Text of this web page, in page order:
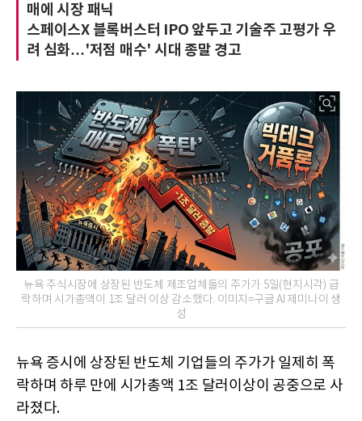
매에 시장 패닉
스페이스X 블록버스터 IPO 앞두고 기술주 고평가 우
려 심화…'저점 매수' 시대 종말 경고
뉴욕 주식시장에 상장된 반도체 제조업체들의 주가가 5일(현지시각) 급
락하며 시가총액이 1조 달러 이상 감소했다. 이미지=구글 AI 제미나이 생
성
뉴욕 증시에 상장된 반도체 기업들의 주가가 일제히 폭
락하며 하루 만에 시가총액 1조 달러이상이 공중으로 사
라졌다.